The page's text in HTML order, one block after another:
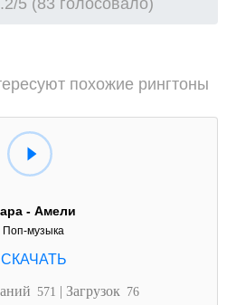
/5 (83 голосовало)
похожие рингтоны
- Амели
Поп-музыка
571 | Загрузок 76